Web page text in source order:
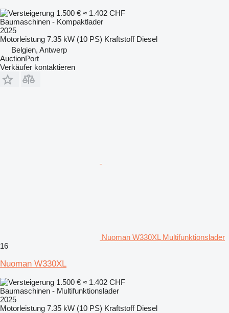
1.500 € ≈ 1.402 CHF
Baumaschinen - Kompaktlader
2025
Motorleistung 7.35 kW (10 PS) Kraftstoff Diesel
Belgien, Antwerp
AuctionPort
Verkäufer kontaktieren
Nuoman W330XL Multifunktionslader
16
Nuoman W330XL
1.500 € ≈ 1.402 CHF
Baumaschinen - Multifunktionslader
2025
Motorleistung 7.35 kW (10 PS) Kraftstoff Diesel